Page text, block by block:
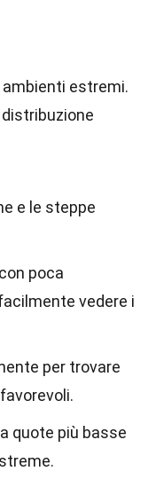
ambienti estremi.
e le steppe
poca
vedere i
per trovare
quote più basse